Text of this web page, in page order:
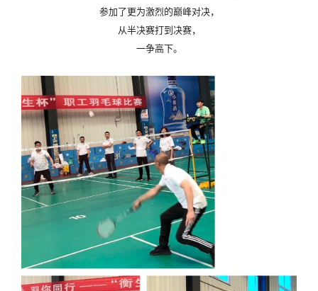
参加了更为激烈的巅峰对决，
从半决赛打到决赛，
一争高下。